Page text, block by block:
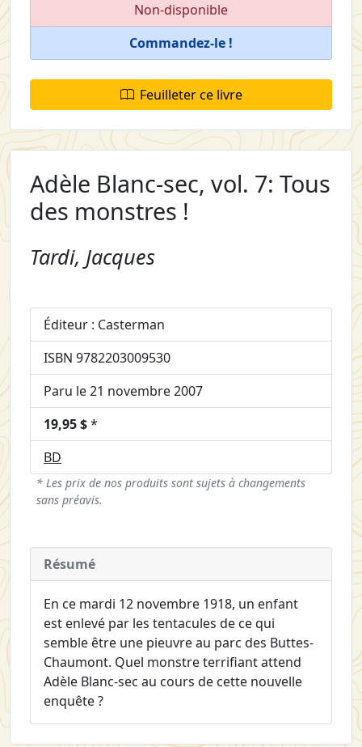
Non-disponible
Commandez-le !
Feuilleter ce livre
Adèle Blanc-sec, vol. 7: Tous
des monstres !
Tardi, Jacques
Éditeur : Casterman
ISBN 9782203009530
Paru le 21 novembre 2007
19,95 $*
BD
* Les prix de nos produits sont sujets à changements
sans préavis.
Résumé
En ce mardi 12 novembre 1918, un enfant
est enlevé par les tentacules de ce qui
semble être une pieuvre au parc des Buttes-
Chaumont. Quel monstre terrifiant attend
Adèle Blanc-sec au cours de cette nouvelle
enquête ?